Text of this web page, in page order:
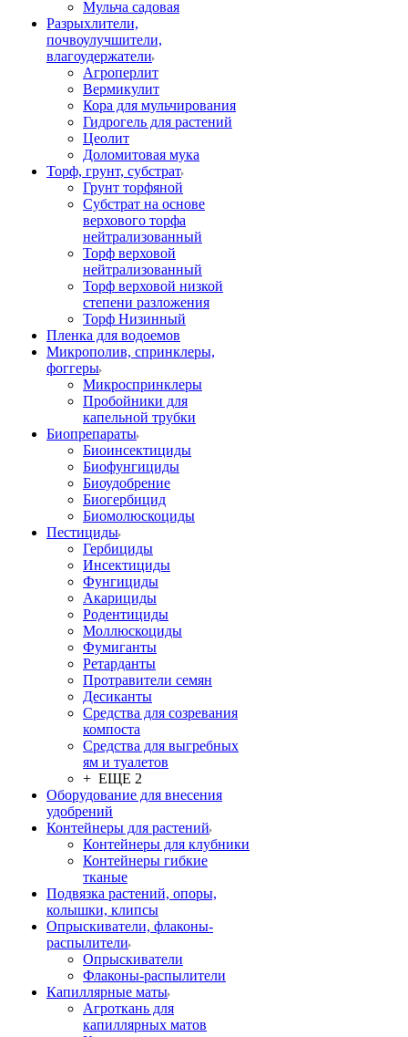
Мульча садовая
Разрыхлители,
почвоулучшители,
влагоудержатели
Агроперлит
Вермикулит
Кора для мульчирования
Гидрогель для растений
Цеолит
Доломитовая мука
Торф, грунт, субстрат
Грунт торфяной
Субстрат на основе
верхового торфа
нейтрализованный
Торф верховой
нейтрализованный
Торф верховой низкой
степени разложения
Торф Низинный
Пленка для водоемов
Микрополив, спринклеры,
фоггеры
Микроспринклеры
Пробойники для
капельной трубки
Биопрепараты
Биоинсектициды
Биофунгициды
Биоудобрение
Биогербицид
Биомолюскоциды
Пестициды
Гербициды
Инсектициды
Фунгициды
Акарициды
Родентициды
Моллюскоциды
Фумиганты
Ретарданты
Протравители семян
Десиканты
Средства для созревания
компоста
Средства для выгребных
ям и туалетов
+ ЕЩЕ 2
Оборудование для внесения
удобрений
Контейнеры для растений
Контейнеры для клубники
Контейнеры гибкие
тканые
Подвязка растений, опоры,
колышки, клипсы
Опрыскиватели, флаконы-
распылители
Опрыскиватели
Флаконы-распылители
Капиллярные маты
Агроткань для
капиллярных матов